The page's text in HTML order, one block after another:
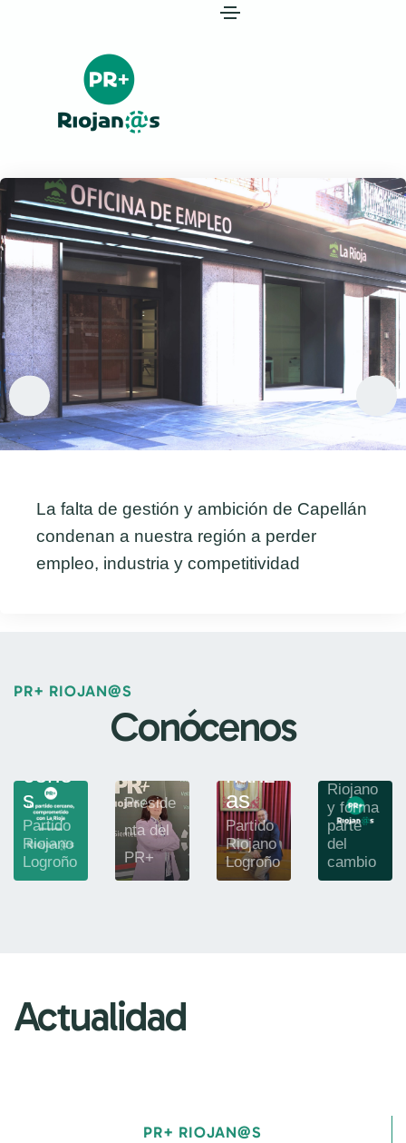
La falta de gestión y ambición de Capellán
condenan a nuestra región a perder
empleo, industria y competitividad
PR+ RIOJAN@S
Conócenos
ceno
s
Partido
Riojano
Logroño
Rita
Beltr
Preside
nta del
PR+
n
Anto
ñanz
as
Partido
Riojano
Logroño
Riojano
y forma
parte
del
cambio
Actualidad
PR+ RIOJAN@S